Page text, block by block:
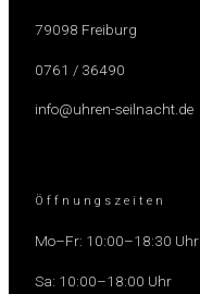
79098 Freiburg
0761 / 36490
info@uhren-seilnacht.de
Öffnungszeiten
Mo–Fr: 10:00–18:30 Uhr
Sa: 10:00–18:00 Uhr